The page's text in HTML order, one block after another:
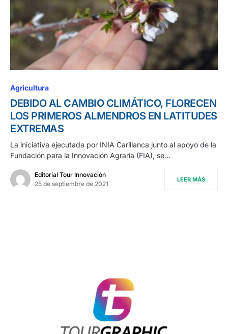
Agricultura
DEBIDO AL CAMBIO CLIMÁTICO, FLORECEN
LOS PRIMEROS ALMENDROS EN LATITUDES
EXTREMAS
La iniciativa ejecutada por INIA Carillanca junto al apoyo de la
Fundación para la Innovación Agraria (FIA), se…
Editorial Tour Innovación
25 de septiembre de 2021
LEER MÁS